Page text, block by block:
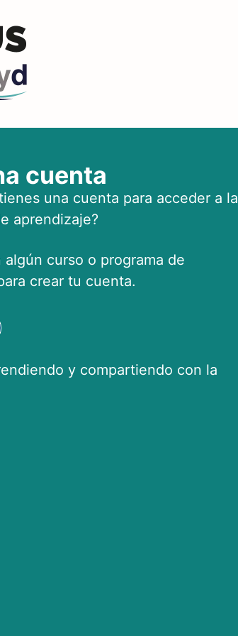
cuenta
una cuenta para acceder a la
aprendizaje?
algún curso o programa de
crear tu cuenta.
y compartiendo con la